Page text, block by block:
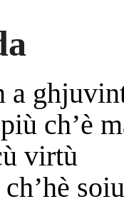
a
ch’è
virtù